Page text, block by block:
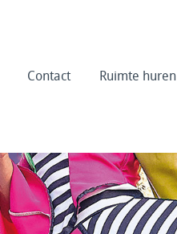
Contact Ruimte huren